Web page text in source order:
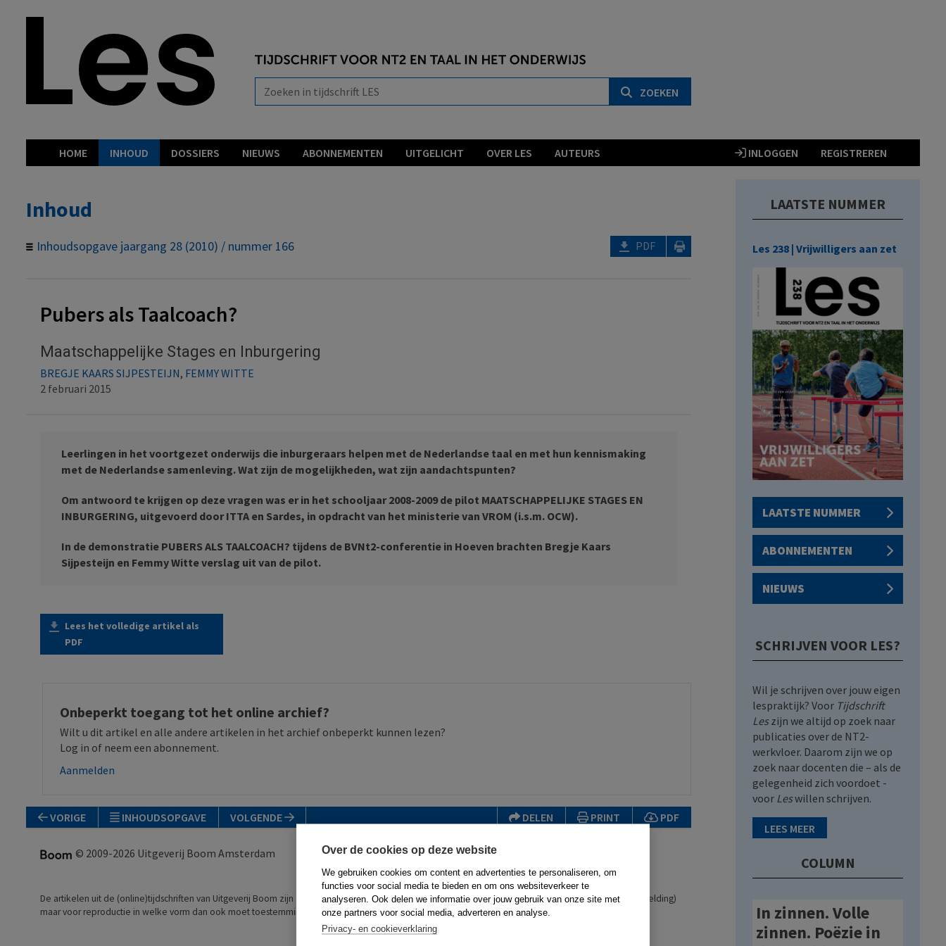
Over de cookies op deze website
We gebruiken cookies om content en advertenties te personaliseren, om
functies voor social media te bieden en om ons websiteverkeer te
analyseren. Ook delen we informatie over jouw gebruik van onze site met
onze partners voor social media, adverteren en analyse.
Privacy- en cookieverklaring
ZOEKEN
HOME INHOUD DOSSIERS NIEUWS ABONNEMENTEN UITGELICHT OVER LES AUTEURS INLOGGEN REGISTREREN
Inhoud
Inhoudsopgave jaargang 28 (2010) / nummer 166 PDF
Pubers als Taalcoach?
Maatschappelijke Stages en Inburgering
BREGJE KAARS SIJPESTEIJN, FEMMY WITTE
2 februari 2015
Leerlingen in het voortgezet onderwijs die inburgeraars helpen met de Nederlandse taal en met hun kennismaking
met de Nederlandse samenleving. Wat zijn de mogelijkheden, wat zijn aandachtspunten?
Om antwoord te krijgen op deze vragen was er in het schooljaar 2008-2009 de pilot MAATSCHAPPELIJKE STAGES EN
INBURGERING, uitgevoerd door ITTA en Sardes, in opdracht van het ministerie van VROM (i.s.m. OCW).
In de demonstratie PUBERS ALS TAALCOACH? tijdens de BVNt2-conferentie in Hoeven brachten Bregje Kaars
Sijpesteijn en Femmy Witte verslag uit van de pilot.
Lees het volledige artikel als
PDF
Onbeperkt toegang tot het online archief?
Wilt u dit artikel en alle andere artikelen in het archief onbeperkt kunnen lezen?
Log in of neem een abonnement.
Aanmelden
VORIGE INHOUDSOPGAVE VOLGENDE DELEN PRINT PDF
© 2009-2026 Uitgeverij Boom Amsterdam
De artikelen uit de (online)tijdschriften van Uitgeverij Boom zijn auteursrechtelijk beschermd. U kunt er natuurlijk uit citeren (voorzien van een bronvermelding)
maar voor reproductie in welke vorm dan ook moet toestemming aan de uitgever worden gevraagd:
LAATSTE NUMMER
Les 238 | Vrijwilligers aan zet
LAATSTE NUMMER
ABONNEMENTEN
NIEUWS
SCHRIJVEN VOOR LES?
Wil je schrijven over jouw eigen
lespraktijk? Voor Tijdschrift
Leszijn we altijd op zoek naar
publicaties over de NT2-
werkvloer. Daarom zijn we op
zoek naar docenten die – als de
gelegenheid zich voordoet -
voor Leswillen schrijven.
LEES MEER
COLUMN
In zinnen. Volle
zinnen. Poëzie in